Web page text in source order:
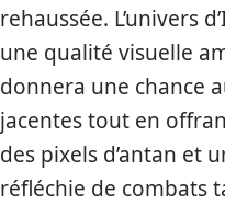
rehaussée. L’univers
une qualité visuelle
donnera une chance
jacentes tout en
des pixels d’antan et
réfléchie de combats